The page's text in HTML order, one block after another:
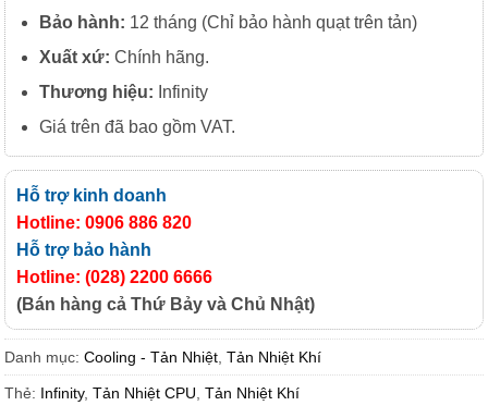
Bảo hành: 12 tháng (Chỉ bảo hành quạt trên tản)
Xuất xứ: Chính hãng.
Thương hiệu: Infinity
Giá trên đã bao gồm VAT.
Hỗ trợ kinh doanh
Hotline: 0906 886 820
Hỗ trợ bảo hành
Hotline: (028) 2200 6666
(Bán hàng cả Thứ Bảy và Chủ Nhật)
Danh mục: Cooling - Tản Nhiệt Tản Nhiệt Khí
Thẻ: Infinity, Tản Nhiệt CPU Tản Nhiệt Khí